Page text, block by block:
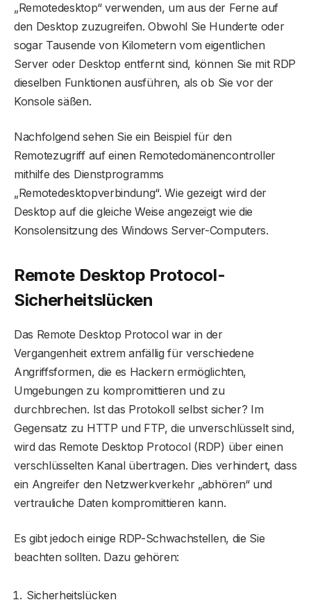
„Remotedesktop“ verwenden, um aus der Ferne auf
den Desktop zuzugreifen. Obwohl Sie Hunderte oder
sogar Tausende von Kilometern vom eigentlichen
Server oder Desktop entfernt sind, können Sie mit RDP
dieselben Funktionen ausführen, als ob Sie vor der
Konsole säßen.
Nachfolgend sehen Sie ein Beispiel für den
Remotezugriff auf einen Remotedomänencontroller
mithilfe des Dienstprogramms
„Remotedesktopverbindung“. Wie gezeigt wird der
Desktop auf die gleiche Weise angezeigt wie die
Konsolensitzung des Windows Server-Computers.
Remote Desktop Protocol-
Sicherheitslücken
Das Remote Desktop Protocol war in der
Vergangenheit extrem anfällig für verschiedene
Angriffsformen, die es Hackern ermöglichten,
Umgebungen zu kompromittieren und zu
durchbrechen. Ist das Protokoll selbst sicher? Im
Gegensatz zu HTTP und FTP, die unverschlüsselt sind,
wird das Remote Desktop Protocol (RDP) über einen
verschlüsselten Kanal übertragen. Dies verhindert, dass
ein Angreifer den Netzwerkverkehr „abhören“ und
vertrauliche Daten kompromittieren kann.
Es gibt jedoch einige RDP-Schwachstellen, die Sie
beachten sollten. Dazu gehören:
Sicherheitslücken